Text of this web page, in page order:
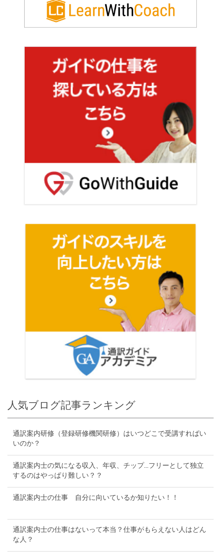
人気ブログ記事ランキング
通訳案内研修（登録研修機関研修）はいつどこで受講すればい
いのか？
通訳案内士の気になる収入、年収、チップ...フリーとして独立
するのはやっぱり難しい？？
通訳案内士の仕事 自分に向いているか知りたい！！
通訳案内士の仕事はないって本当？仕事がもらえない人はどん
な人？